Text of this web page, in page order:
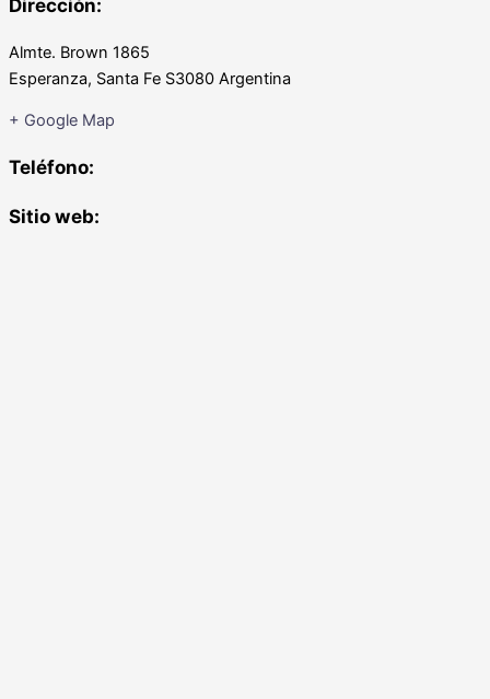
Almte. Brown 1865
Esperanza, Santa Fe S3080 Argentina
+ Google Map
Teléfono:
Sitio web: